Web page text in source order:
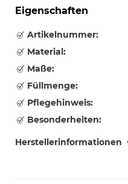
Eigenschaften
Artikelnummer:
Material:
Maße:
Füllmenge:
Pflegehinweis:
Besonderheiten:
Herstellerinformationen